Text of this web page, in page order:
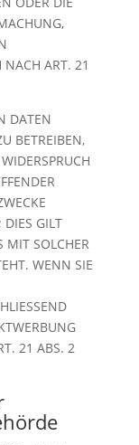
NACH ART. 21
DATEN
BETREIBEN,
DIES GILT
MIT SOLCHER
WENN SIE
21 ABS. 2